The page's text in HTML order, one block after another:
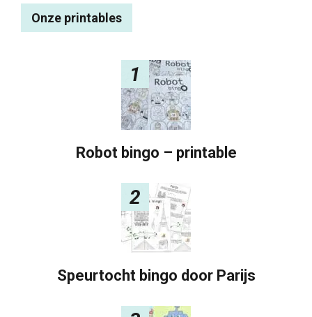
Onze printables
1
Robot bingo – printable
2
Speurtocht bingo door Parijs